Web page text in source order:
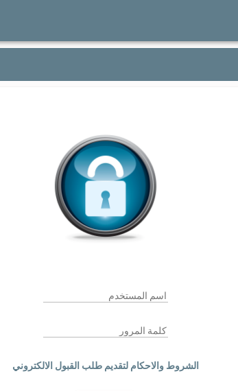
الشروط والاحكام لتقديم طلب القبول الالكتروني